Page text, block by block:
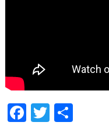
Facebook
Twitter
Share